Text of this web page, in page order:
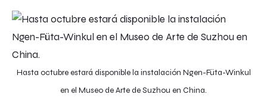
Hasta octubre estará disponible la instalación Ngen-Füta-Winkul
en el Museo de Arte de Suzhou en China.